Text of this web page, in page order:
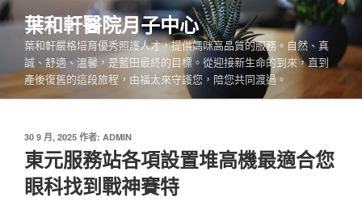
跳
至
內
葉和軒醫院月子中心
葉和軒嚴格培育優秀照護人才，提供媽咪高品質的服務。自然、真
誠、舒適、溫馨，是藍田最終的目標。從迎接新生命的到來，直到
產後復舊的這段旅程，由福太來守護您，陪您共同渡過。
發
佈
於
30 9 月, 2025 作者: ADMIN
東元服務站各項設置堆高機最適合您
眼科找到戰神賽特